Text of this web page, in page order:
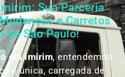
Sua Parceria
e Carretos
de São Paulo!
em Imirim, entendemos
é única, carregada de